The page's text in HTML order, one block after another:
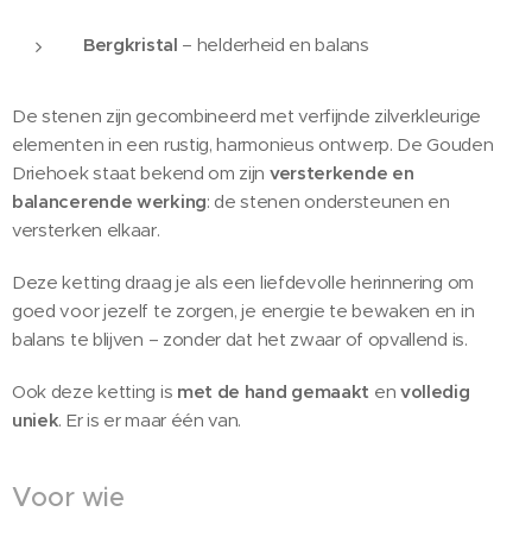
Bergkristal – helderheid en balans
De stenen zijn gecombineerd met verfijnde zilverkleurige
elementen in een rustig, harmonieus ontwerp. De Gouden
Driehoek staat bekend om zijn versterkende en
balancerende werking: de stenen ondersteunen en
versterken elkaar.
Deze ketting draag je als een liefdevolle herinnering om
goed voor jezelf te zorgen, je energie te bewaken en in
balans te blijven – zonder dat het zwaar of opvallend is.
Ook deze ketting is met de hand gemaakt en volledig
uniek. Er is er maar één van.
Voor wie